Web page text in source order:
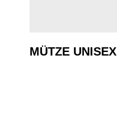
MÜTZE UNISEX